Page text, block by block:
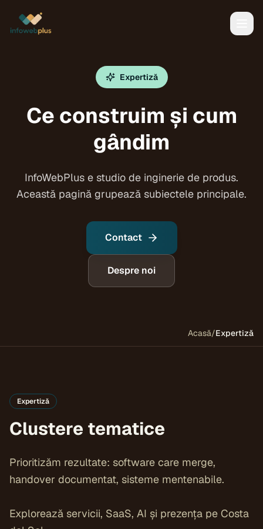
Expertiză
Ce construim și cum
gândim
InfoWebPlus e studio de inginerie de produs.
Această pagină grupează subiectele principale.
Contact
Despre noi
Acasă/Expertiză
Expertiză
Clustere tematice
Prioritizăm rezultate: software care merge,
handover documentat, sisteme mentenabile.
Explorează servicii, SaaS, AI și prezența pe Costa